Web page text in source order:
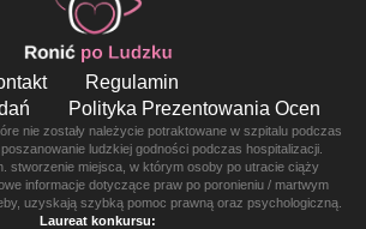
Regulamin
Polityka Prezentowania Ocen
nie zostały należycie potraktowane w szpitalu podczas
ludzkiej godności podczas hospitalizacji.
stworzenie miejsca, w którym osoby po utracie ciąży
informacje dotyczące praw po poronieniu / martwym
uzyskają szybką pomoc prawną oraz psychologiczną.
Laureat konkursu: